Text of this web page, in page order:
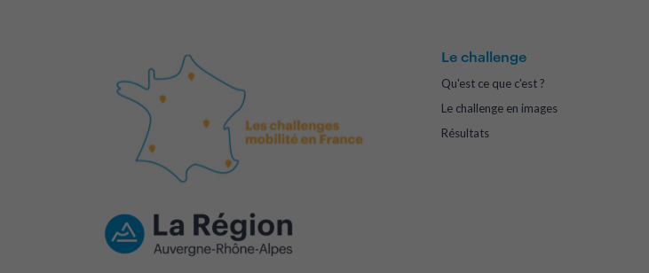
Le challenge
Qu'est ce que c'est ?
Le challenge en images
Résultats